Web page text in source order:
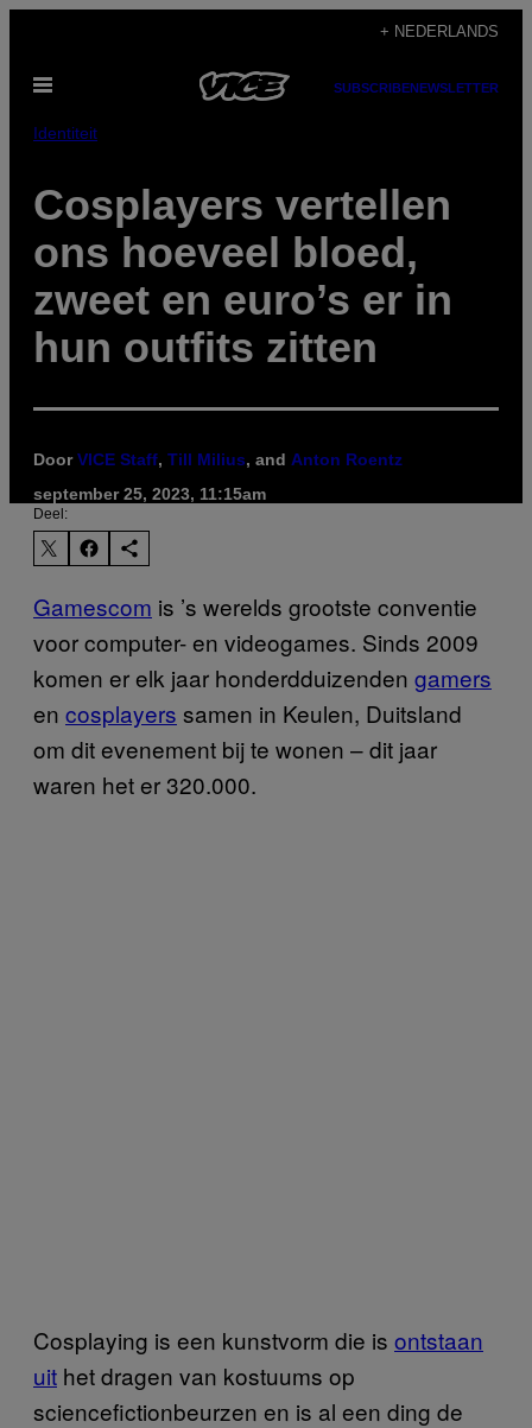
de
inhoud
+ NEDERLANDS
Open
SUBSCRIBENEWSLETTER
Identiteit
Cosplayers vertellen
ons hoeveel bloed,
zweet en euro’s er in
hun outfits zitten
DoorVICE Staff, Till Milius, and Anton Roentz
september 25, 2023, 11:15am
Deel:
Gamescom is ’s werelds grootste conventie
voor computer- en videogames. Sinds 2009
komen er elk jaar honderdduizenden gamers
en cosplayers samen in Keulen, Duitsland
om dit evenement bij te wonen – dit jaar
waren het er 320.000.
Cosplaying is een kunstvorm die is ontstaan
uit het dragen van kostuums op
sciencefictionbeurzen en is al een ding de